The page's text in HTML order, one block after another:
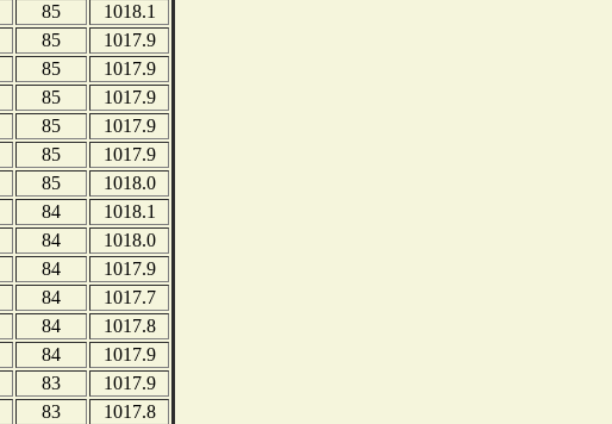
85
1018.1
85
1017.9
85
1017.9
85
1017.9
85
1017.9
85
1017.9
85
1018.0
84
1018.1
84
1018.0
84
1017.9
84
1017.7
84
1017.8
84
1017.9
83
1017.9
83
1017.8